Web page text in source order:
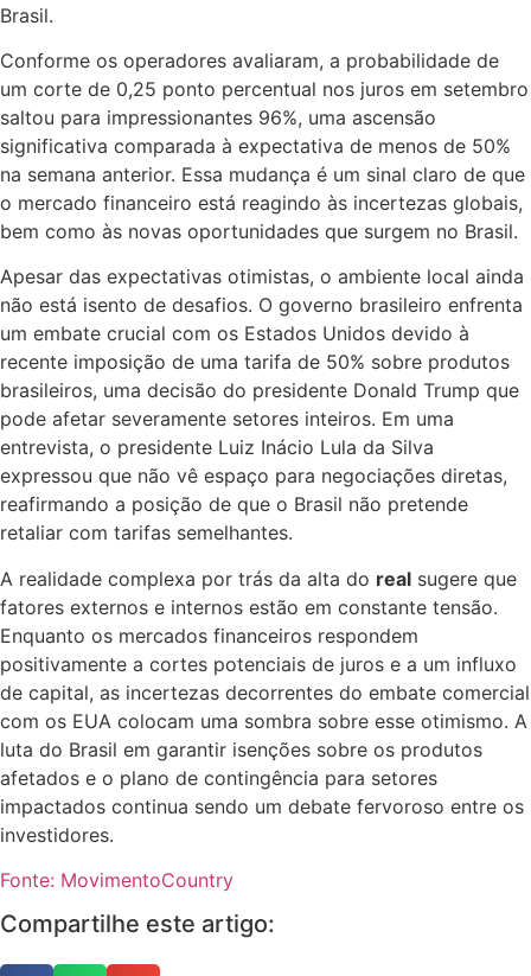
Brasil.
Conforme os operadores avaliaram, a probabilidade de
um corte de 0,25 ponto percentual nos juros em setembro
saltou para impressionantes 96%, uma ascensão
significativa comparada à expectativa de menos de 50%
na semana anterior. Essa mudança é um sinal claro de que
o mercado financeiro está reagindo às incertezas globais,
bem como às novas oportunidades que surgem no Brasil.
Apesar das expectativas otimistas, o ambiente local ainda
não está isento de desafios. O governo brasileiro enfrenta
um embate crucial com os Estados Unidos devido à
recente imposição de uma tarifa de 50% sobre produtos
brasileiros, uma decisão do presidente Donald Trump que
pode afetar severamente setores inteiros. Em uma
entrevista, o presidente Luiz Inácio Lula da Silva
expressou que não vê espaço para negociações diretas,
reafirmando a posição de que o Brasil não pretende
retaliar com tarifas semelhantes.
A realidade complexa por trás da alta do real sugere que
fatores externos e internos estão em constante tensão.
Enquanto os mercados financeiros respondem
positivamente a cortes potenciais de juros e a um influxo
de capital, as incertezas decorrentes do embate comercial
com os EUA colocam uma sombra sobre esse otimismo. A
luta do Brasil em garantir isenções sobre os produtos
afetados e o plano de contingência para setores
impactados continua sendo um debate fervoroso entre os
investidores.
Fonte: MovimentoCountry
Compartilhe este artigo: